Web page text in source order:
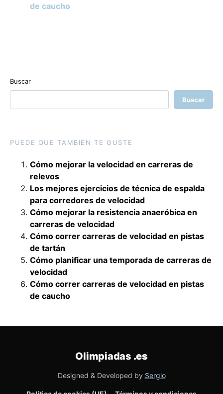
de caucho
Buscar
Buscar
PUEDE QUE TAMBIÉN TE GUSTE
Cómo mejorar la velocidad en carreras de
relevos
Los mejores ejercicios de técnica de espalda
para corredores de velocidad
Cómo mejorar la resistencia anaeróbica en
carreras de velocidad
Cómo correr carreras de velocidad en pistas
de tartán
Cómo planificar una temporada de carreras de
velocidad
Cómo correr carreras de velocidad en pistas
de caucho
Olimpiadas .es
Designed & Developed by Sergio